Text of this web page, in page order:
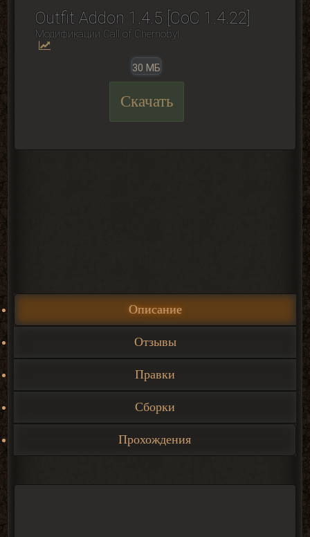
Outfit Addon 1.4.5 [CoC 1.4.22]
Модификации Сall of Сhernobyl
30 МБ
Скачать
Описание
Отзывы
Правки
Сборки
Прохождения